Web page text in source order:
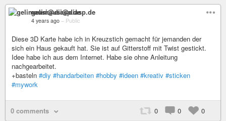
gelimausi@diasp.de
4 years ago – Public
Diese 3D Karte habe ich in Kreuzstich gemacht für jemanden der
sich ein Haus gekauft hat. Sie ist auf Gitterstoff mit Twist gestickt.
Idee habe ich aus dem Internet. Habe sie ohne Anleitung
nachgearbeitet.
+basteln #diy #handarbeiten #hobby #ideen #kreativ #sticken
#mywork
0 comments 0 0 0